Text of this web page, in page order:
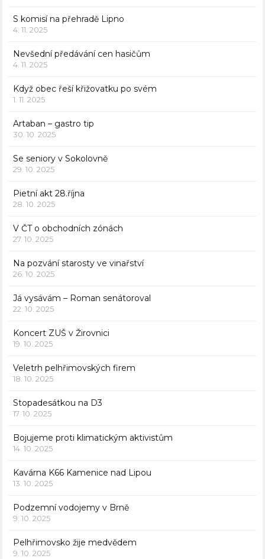
S komisí na přehradě Lipno
4. 11. 2025
Nevšední předávání cen hasičům
4. 11. 2025
Když obec řeší křižovatku po svém
1. 11. 2025
Artaban – gastro tip
30. 10. 2025
Se seniory v Sokolovně
29. 10. 2025
Pietní akt 28.října
28. 10. 2025
V ČT o obchodních zónách
27. 10. 2025
Na pozvání starosty ve vinařství
26. 10. 2025
Já vysávám – Roman senátoroval
22. 10. 2025
Koncert ZUŠ v Žirovnici
19. 10. 2025
Veletrh pelhřimovských firem
18. 10. 2025
Stopadesátkou na D3
17. 10. 2025
Bojujeme proti klimatickým aktivistům
14. 10. 2025
Kavárna K66 Kamenice nad Lipou
13. 10. 2025
Podzemní vodojemy v Brně
9. 10. 2025
Pelhřimovsko žije medvědem
9. 10. 2025